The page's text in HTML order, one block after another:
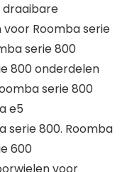
draaibare
Roomba serie
serie 800
800 onderdelen
serie 800
e5
serie 800. Roomba
600